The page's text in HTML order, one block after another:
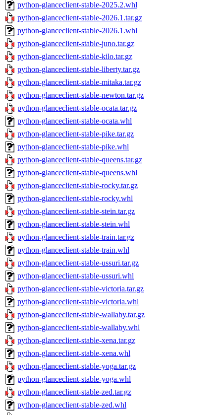
python-glanceclient-stable-2025.2.whl
python-glanceclient-stable-2026.1.tar.gz
python-glanceclient-stable-2026.1.whl
python-glanceclient-stable-juno.tar.gz
python-glanceclient-stable-kilo.tar.gz
python-glanceclient-stable-liberty.tar.gz
python-glanceclient-stable-mitaka.tar.gz
python-glanceclient-stable-newton.tar.gz
python-glanceclient-stable-ocata.tar.gz
python-glanceclient-stable-ocata.whl
python-glanceclient-stable-pike.tar.gz
python-glanceclient-stable-pike.whl
python-glanceclient-stable-queens.tar.gz
python-glanceclient-stable-queens.whl
python-glanceclient-stable-rocky.tar.gz
python-glanceclient-stable-rocky.whl
python-glanceclient-stable-stein.tar.gz
python-glanceclient-stable-stein.whl
python-glanceclient-stable-train.tar.gz
python-glanceclient-stable-train.whl
python-glanceclient-stable-ussuri.tar.gz
python-glanceclient-stable-ussuri.whl
python-glanceclient-stable-victoria.tar.gz
python-glanceclient-stable-victoria.whl
python-glanceclient-stable-wallaby.tar.gz
python-glanceclient-stable-wallaby.whl
python-glanceclient-stable-xena.tar.gz
python-glanceclient-stable-xena.whl
python-glanceclient-stable-yoga.tar.gz
python-glanceclient-stable-yoga.whl
python-glanceclient-stable-zed.tar.gz
python-glanceclient-stable-zed.whl